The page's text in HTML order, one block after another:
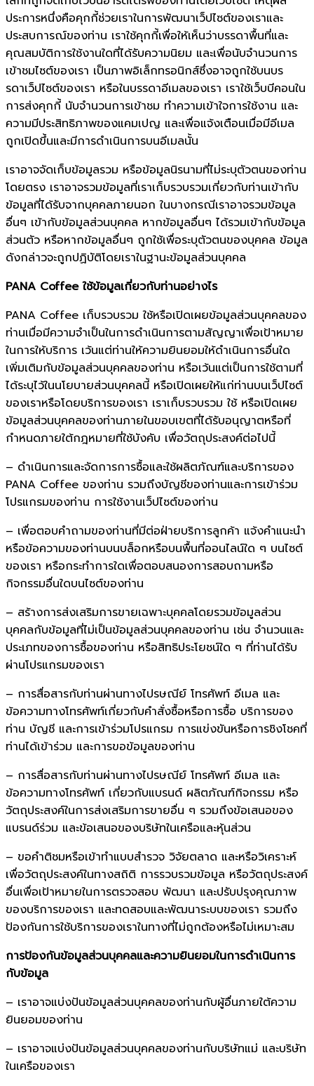
ประการหนึ่งคือคุกกี้ช่วยเราในการพัฒนาเว็ปไซต์ของเราและ
ประสบการณ์ของท่าน เราใช้คุกกี้เพื่อให้เห็นว่าบรรดาพื้นที่และ
คุณสมบัติการใช้งานใดที่ได้รับความนิยม และเพื่อนับจำนวนการ
เข้าชมไซต์ของเรา เป็นภาพอิเล็กทรอนิกส์ซึ่งอาจถูกใช้บนบร
รดาเว็ปไซต์ของเรา หรือในบรรดาอีเมลของเรา เราใช้เว็บบีคอนใน
การส่งคุกกี้ นับจำนวนการเข้าชม ทำความเข้าใจการใช้งาน และ
ความมีประสิทธิภาพของแคมเปญ และเพื่อแจ้งเตือนเมื่อมีอีเมล
ถูกเปิดขึ้นและมีการดำเนินการบนอีเมลนั้น
เราอาจจัดเก็บข้อมูลรวม หรือข้อมูลนิรนามที่ไม่ระบุตัวตนของท่าน
โดยตรง เราอาจรวมข้อมูลที่เราเก็บรวบรวมเกี่ยวกับท่านเข้ากับ
ข้อมูลที่ได้รับจากบุคคลภายนอก ในบางกรณีเราอาจรวมข้อมูล
อื่นๆ เข้ากับข้อมูลส่วนบุคคล หากข้อมูลอื่นๆ ได้รวมเข้ากับข้อมูล
ส่วนตัว หรือหากข้อมูลอื่นๆ ถูกใช้เพื่อระบุตัวตนของบุคคล ข้อมูล
ดังกล่าวจะถูกปฏิบัติโดยเราในฐานะข้อมูลส่วนบุคคล
PANA Coffee ใช้ข้อมูลเกี่ยวกับท่านอย่างไร
PANA Coffee เก็บรวบรวม ใช้หรือเปิดเผยข้อมูลส่วนบุคคลของ
ท่านเมื่อมีความจำเป็นในการดำเนินการตามสัญญาเพื่อเป้าหมาย
ในการให้บริการ เว้นแต่ท่านให้ความยินยอมให้ดำเนินการอื่นใด
เพิ่มเติมกับข้อมูลส่วนบุคคลของท่าน หรือเว้นแต่เป็นการใช้ตามที่
ได้ระบุไว้ในนโยบายส่วนบุคคลนี้ หรือเปิดเผยให้แก่ท่านบนเว็ปไซต์
ของเราหรือโดยบริการของเรา เราเก็บรวบรวม ใช้ หรือเปิดเผย
ข้อมูลส่วนบุคคลของท่านภายในขอบเขตที่ได้รับอนุญาตหรือที่
กำหนดภายใต้กฎหมายที่ใช้บังคับ เพื่อวัตถุประสงค์ต่อไปนี้
– ดำเนินการและจัดการการซื้อและใช้ผลิตภัณฑ์และบริการของ
PANA Coffee ของท่าน รวมถึงบัญชีของท่านและการเข้าร่วม
โปรแกรมของท่าน การใช้งานเว็ปไซต์ของท่าน
– เพื่อตอบคำถามของท่านที่มีต่อฝ่ายบริการลูกค้า แจ้งคำแนะนำ
หรือข้อความของท่านบนบล็อกหรือบนพื้นที่ออนไลน์ใด ๆ บนไซต์
ของเรา หรือกระทำการใดเพื่อตอบสนองการสอบถามหรือ
กิจกรรมอื่นใดบนไซต์ของท่าน
– สร้างการส่งเสริมการขายเฉพาะบุคคลโดยรวมข้อมูลส่วน
บุคคลกับข้อมูลที่ไม่เป็นข้อมูลส่วนบุคคลของท่าน เช่น จำนวนและ
ประเภทของการซื้อของท่าน หรือสิทธิประโยชน์ใด ๆ ที่ท่านได้รับ
ผ่านโปรแกรมของเรา
– การสื่อสารกับท่านผ่านทางไปรษณีย์ โทรศัพท์ อีเมล และ
ข้อความทางโทรศัพท์เกี่ยวกับคำสั่งซื้อหรือการซื้อ บริการของ
ท่าน บัญชี และการเข้าร่วมโปรแกรม การแข่งขันหรือการชิงโชคที่
ท่านได้เข้าร่วม และการขอข้อมูลของท่าน
– การสื่อสารกับท่านผ่านทางไปรษณีย์ โทรศัพท์ อีเมล และ
ข้อความทางโทรศัพท์ เกี่ยวกับแบรนด์ ผลิตภัณฑ์กิจกรรม หรือ
วัตถุประสงค์ในการส่งเสริมการขายอื่น ๆ รวมถึงข้อเสนอของ
แบรนด์ร่วม และข้อเสนอของบริษัทในเครือและหุ้นส่วน
– ขอคำติชมหรือเข้าทำแบบสำรวจ วิจัยตลาด และหรือวิเคราะห์
เพื่อวัตถุประสงค์ในทางสถิติ การรวบรวมข้อมูล หรือวัตถุประสงค์
อื่นเพื่อเป้าหมายในการตรวจสอบ พัฒนา และปรับปรุงคุณภาพ
ของบริการของเรา และทดสอบและพัฒนาระบบของเรา รวมถึง
ป้องกันการใช้บริการของเราในทางที่ไม่ถูกต้องหรือไม่เหมาะสม
การป้องกันข้อมูลส่วนบุคคลและความยินยอมในการดำเนินการ
กับข้อมูล
– เราอาจแบ่งปันข้อมูลส่วนบุคคลของท่านกับผู้อื่นภายใต้ความ
ยินยอมของท่าน
– เราอาจแบ่งปันข้อมูลส่วนบุคคลของท่านกับบริษัทแม่ และบริษัท
ในเครือของเรา